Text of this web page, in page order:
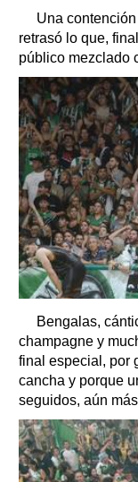
Una
retrasó lo que,
público mezclado
Bengalas,
champagne y
final especial, por
cancha y porque
seguidos, aún